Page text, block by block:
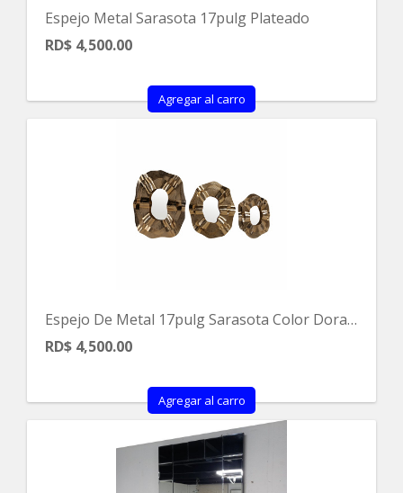
Espejo Metal Sarasota 17pulg Plateado
RD$ 4,500.00
Agregar al carro
Espejo De Metal 17pulg Sarasota Color Dorado
RD$ 4,500.00
Agregar al carro